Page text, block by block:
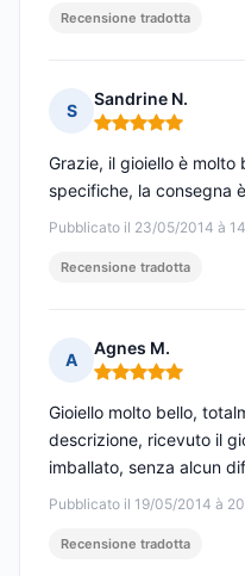
Recensione tradotta
S
Sandrine N.
Nota: 5 su 5
Pubblicato il 23/05/2014 à
Grazie, il gioiello è molto
specifiche, la consegna
Recensione tradotta
A
Agnes M.
Nota: 5 su 5
Pubblicato il 19/05/2014 à
Gioiello molto bello,
descrizione, ricevuto il
imballato, senza alcun
Recensione tradotta